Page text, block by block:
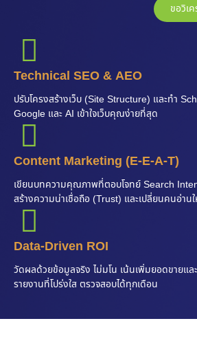
ขอวิเ
Technical SEO & AEO
ปรับโครงสร้างเว็บ (Site Structure) และทำ
Google และ AI เข้าใจเว็บคุณง่ายที่สุด
Content Marketing (E-E-A-T)
เขียนบทความคุณภาพที่ตอบโจทย์ Search
สร้างความน่าเชื่อถือ (Trust) และเปลี่ยนคนอ่าน
Data-Driven ROI
วัดผลด้วยข้อมูลจริง ไม่มโน เน้นเพิ่มยอดขายแ
รายงานที่โปร่งใส ตรวจสอบได้ทุกเดือน